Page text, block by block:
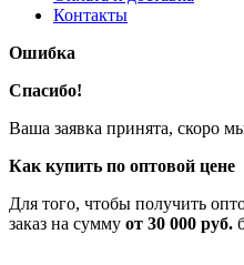
Контакты
Ошибка
Спасибо!
Ваша заявка принята, скоро
Как купить по оптовой цене
Для того, чтобы получить
заказ на сумму от 30 000 руб.